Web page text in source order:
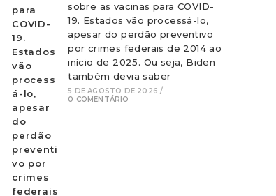
sobre as vacinas para COVID-
19. Estados vão processá-lo,
apesar do perdão preventivo
por crimes federais de 2014 ao
início de 2025. Ou seja, Biden
também devia saber
5 DE AGOSTO DE 2026 /
0 COMENTÁRIO